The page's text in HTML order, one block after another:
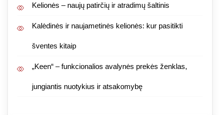
Kelionės – naujų patirčių ir atradimų šaltinis
Kalėdinės ir naujametinės kelionės: kur pasitikti
šventes kitaip
„Keen“ – funkcionalios avalynės prekės ženklas,
jungiantis nuotykius ir atsakomybę